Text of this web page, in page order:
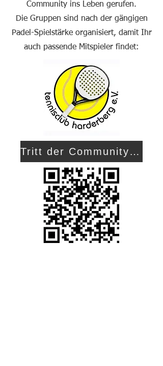
Community ins Leben gerufen.
Die Gruppen sind nach der gängigen
Padel-Spielstärke organisiert, damit Ihr
auch passende Mitspieler findet:
Tritt der Community bei!